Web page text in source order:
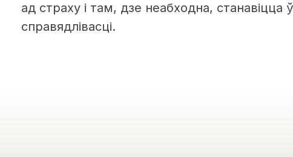
ад страху і там, дзе неабходна, станавіцца
справядлівасці.